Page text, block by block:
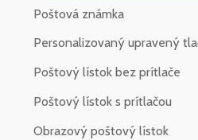
Poštová známka
Personalizovaný upravený
Poštový lístok bez prítlače
Poštový lístok s prítlačou
Obrazový poštový lístok